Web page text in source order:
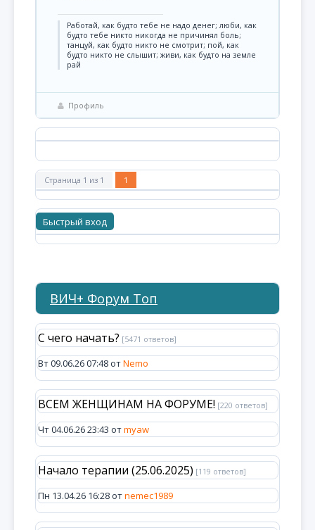
Pаботай, как будто тебе не надо денег; люби, как
будто тебе никто никогда не причинял боль;
танцуй, как будто никто не смотрит; пой, как
будто никто не слышит; живи, как будто на земле
рай
Профиль
Страница 1 из 1 1
ВИЧ+ Форум Топ
С чего начать? [5471 ответов]
Вт 09.06.26 07:48 отNemo
ВСЕМ ЖЕНЩИНАМ НА ФОРУМЕ! [220 ответов]
Чт 04.06.26 23:43 отmyaw
Начало терапии (25.06.2025) [119 ответов]
Пн 13.04.26 16:28 отnemec1989